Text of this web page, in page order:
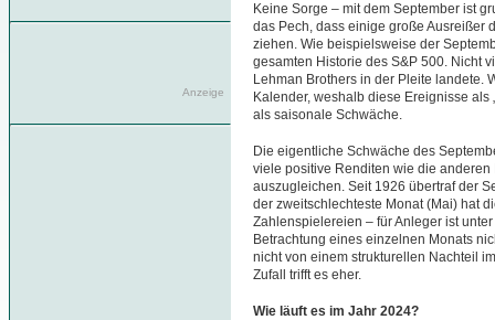
Anzeige
Keine Sorge – mit dem September ist
das Pech, dass einige große Ausreißer
ziehen. Wie beispielsweise der
gesamten Historie des S&P 500. Nicht
Lehman Brothers in der Pleite landete.
Kalender, weshalb diese Ereignisse
als saisonale Schwäche.
Die eigentliche Schwäche des
viele positive Renditen wie die
auszugleichen. Seit 1926 übertraf der
der zweitschlechteste Monat (Mai) hat
Zahlenspielereien – für Anleger ist
Betrachtung eines einzelnen Monats
nicht von einem strukturellen Nachteil
Zufall trifft es eher.
Wie läuft es im Jahr 2024?